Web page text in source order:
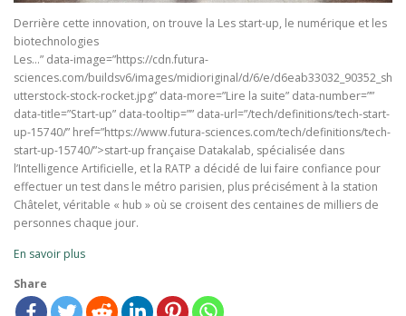
Derrière cette innovation, on trouve la Les start-up, le numérique et les
biotechnologies
Les…” data-image=”https://cdn.futura-
sciences.com/buildsv6/images/midioriginal/d/6/e/d6eab33032_90352_sh
utterstock-stock-rocket.jpg” data-more=”Lire la suite” data-number=””
data-title=”Start-up” data-tooltip=”” data-url=”/tech/definitions/tech-start-
up-15740/” href=”https://www.futura-sciences.com/tech/definitions/tech-
start-up-15740/”>start-up française Datakalab, spécialisée dans
l’Intelligence Artificielle, et la RATP a décidé de lui faire confiance pour
effectuer un test dans le métro parisien, plus précisément à la station
Châtelet, véritable « hub » où se croisent des centaines de milliers de
personnes chaque jour.
En savoir plus
Share